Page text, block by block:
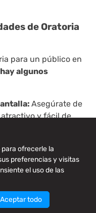
de Oratoria
para un público en
algunos
Asegúrate de
y fácil de
es clave para
en línea.
y otras formas
ofrecerle la
preferencias y visitas
el uso de las
Aceptar todo